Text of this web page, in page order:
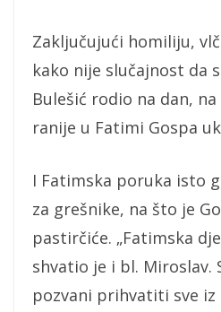
Zaključujući homiliju,
kako nije slučajnost da
Bulešić rodio na dan,
ranije u Fatimi Gospa
I Fatimska poruka isto
za grešnike, na što je
pastirčiće. „Fatimska
shvatio je i bl. Miroslav.
pozvani prihvatiti sve iz